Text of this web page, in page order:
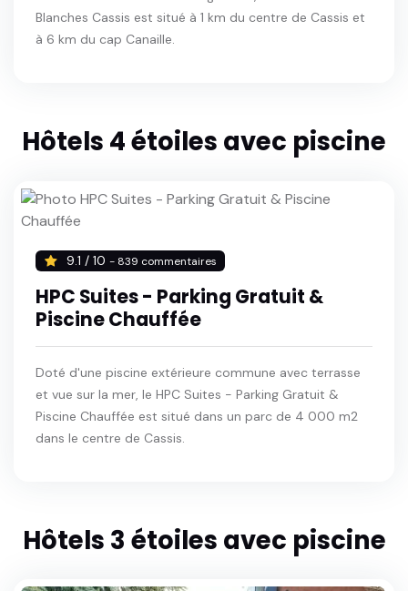
Blanches Cassis est situé à 1 km du centre de Cassis et
à 6 km du cap Canaille.
Hôtels 4 étoiles avec piscine
9.1 / 10 - 839 commentaires
HPC Suites - Parking Gratuit &
Piscine Chauffée
Doté d'une piscine extérieure commune avec terrasse
et vue sur la mer, le HPC Suites - Parking Gratuit &
Piscine Chauffée est situé dans un parc de 4 000 m2
dans le centre de Cassis.
Hôtels 3 étoiles avec piscine